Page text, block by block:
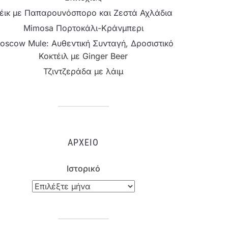
με Παπαρουνόσπορο και Ζεστά Αχλάδια
Mimosa Πορτοκάλι-Κράνμπερι
Mule: Αυθεντική Συνταγή, Δροσιστικό
Κοκτέιλ με Ginger Beer
Τζιντζεράδα με λάιμ
ΑΡΧΕΊΟ
Ιστορικό